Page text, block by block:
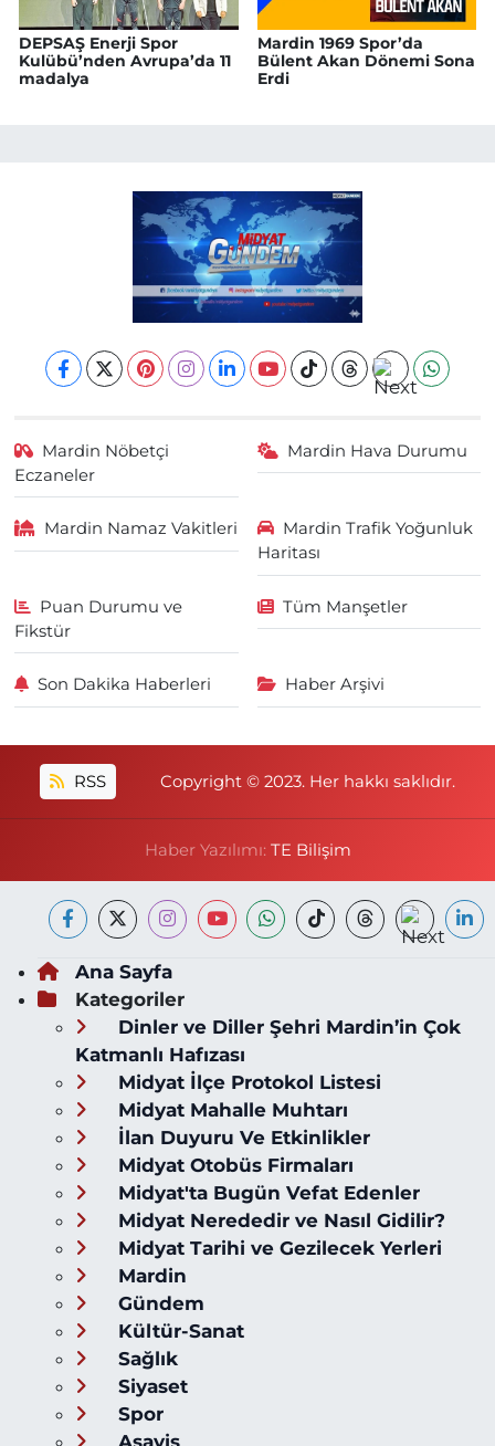
DEPSAŞ Enerji Spor
Kulübü’nden Avrupa’da 11
madalya
Mardin 1969 Spor’da
Bülent Akan Dönemi Sona
Erdi
Mardin Nöbetçi
Eczaneler
Mardin Hava Durumu
Mardin Namaz Vakitleri
Mardin Trafik Yoğunluk
Haritası
Puan Durumu ve
Fikstür
Tüm Manşetler
Son Dakika Haberleri Haber Arşivi
RSS Copyright © 2023. Her hakkı saklıdır.
Haber Yazılımı: TE Bilişim
Ana Sayfa
Kategoriler
Dinler ve Diller Şehri Mardin’in Çok
Katmanlı Hafızası
Midyat İlçe Protokol Listesi
Midyat Mahalle Muhtarı
İlan Duyuru Ve Etkinlikler
Midyat Otobüs Firmaları
Midyat'ta Bugün Vefat Edenler
Midyat Nerededir ve Nasıl Gidilir?
Midyat Tarihi ve Gezilecek Yerleri
Mardin
Gündem
Kültür-Sanat
Sağlık
Siyaset
Spor
Asayiş